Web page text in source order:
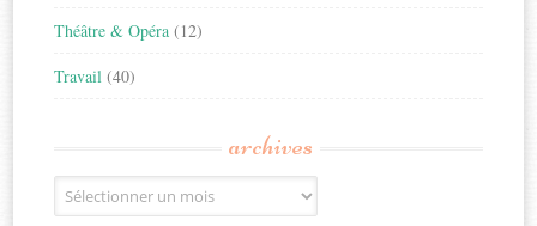
Théâtre & Opéra (12)
Travail (40)
archives
Archives